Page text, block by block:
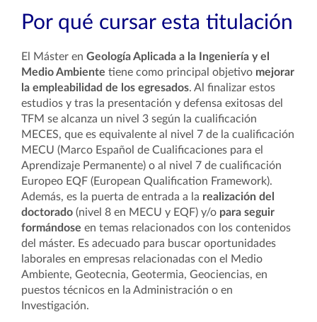
Por qué cursar esta titulación
El Máster en Geología Aplicada a la Ingeniería y el
Medio Ambiente tiene como principal objetivo mejorar
la empleabilidad de los egresados. Al finalizar estos
estudios y tras la presentación y defensa exitosas del
TFM se alcanza un nivel 3 según la cualificación
MECES, que es equivalente al nivel 7 de la cualificación
MECU (Marco Español de Cualificaciones para el
Aprendizaje Permanente) o al nivel 7 de cualificación
Europeo EQF (European Qualification Framework).
Además, es la puerta de entrada a la realización del
doctorado (nivel 8 en MECU y EQF) y/o para seguir
formándose en temas relacionados con los contenidos
del máster. Es adecuado para buscar oportunidades
laborales en empresas relacionadas con el Medio
Ambiente, Geotecnia, Geotermia, Geociencias, en
puestos técnicos en la Administración o en
Investigación.